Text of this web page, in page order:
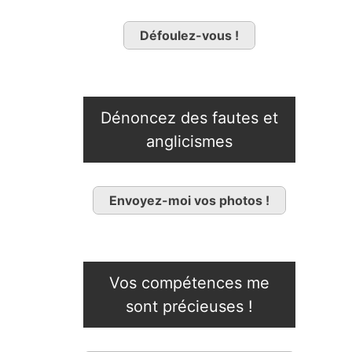
Défoulez-vous !
Dénoncez des fautes et
anglicismes
Envoyez-moi vos photos !
Vos compétences me
sont précieuses !